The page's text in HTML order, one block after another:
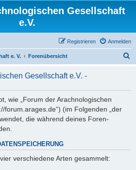
Gesellschaft
e.V.
Anmelden
Registrieren
e. V. Forenübersicht
h
Gesellschaft e.V. -
wie „Forum der Arachnologischen
forum.arages.de“) (im Folgenden „der
die während deines Foren-
verschiedene Arten gesammelt: